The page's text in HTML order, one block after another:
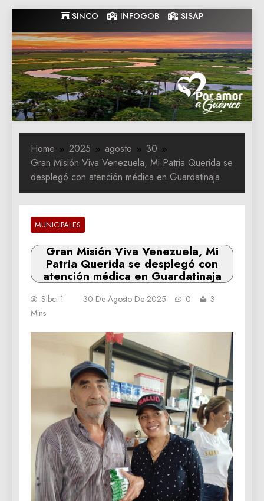
to
content
SINCO INFOGOB SISAP
Gobernacion
de Guarico
Gobernacion de Guarico
Home 2025 agosto
30
Gran Misión Viva Venezuela, Mi Patria Querida se
desplegó con atención médica en Guardatinaja
MUNICIPALES
Gran Misión Viva Venezuela, Mi
Patria Querida se desplegó con
atención médica en Guardatinaja
Sibci 1 30 De Agosto De 2025 0
3
Mins